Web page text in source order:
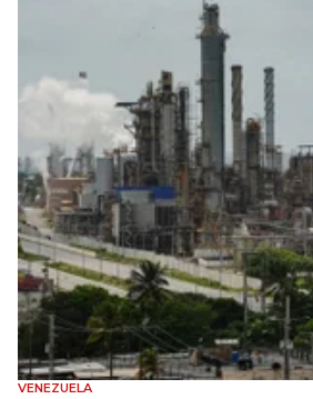
VENEZUELA